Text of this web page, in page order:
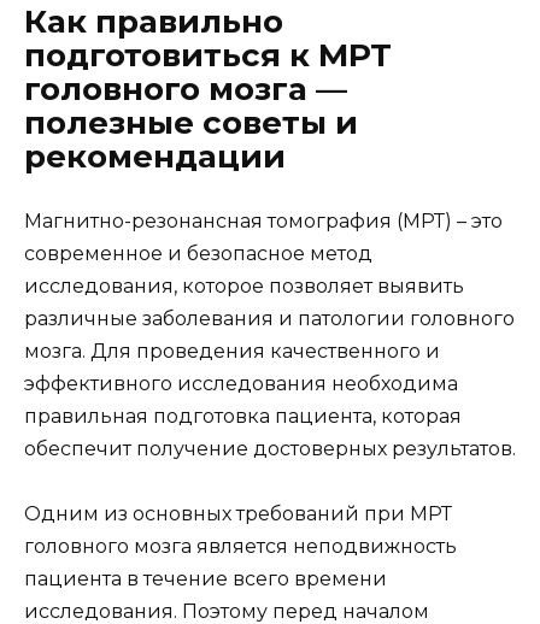
Как правильно
подготовиться к МРТ
головного мозга —
полезные советы и
рекомендации
Магнитно-резонансная томография (МРТ) – это
современное и безопасное метод
исследования, которое позволяет выявить
различные заболевания и патологии головного
мозга. Для проведения качественного и
эффективного исследования необходима
правильная подготовка пациента, которая
обеспечит получение достоверных результатов.
Одним из основных требований при МРТ
головного мозга является неподвижность
пациента в течение всего времени
исследования. Поэтому перед началом